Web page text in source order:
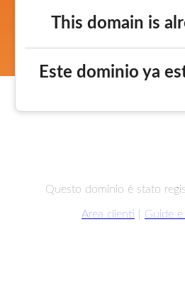
This domain is
Este dominio ya
Questo dominio è stato
Area clienti Guide e